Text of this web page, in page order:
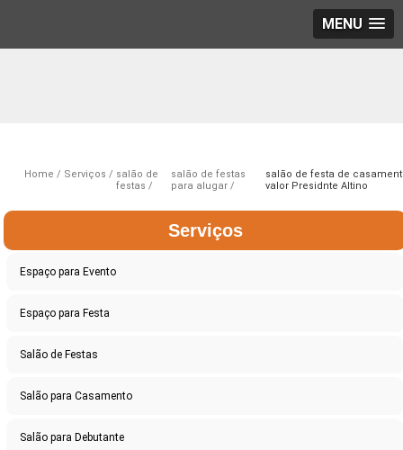
MENU
Home Serviços
salão de
festas
salão de festas
para alugar
salão de festa de
valor Presidnte Altino
Serviços
Espaço para Evento
Espaço para Festa
Salão de Festas
Salão para Casamento
Salão para Debutante